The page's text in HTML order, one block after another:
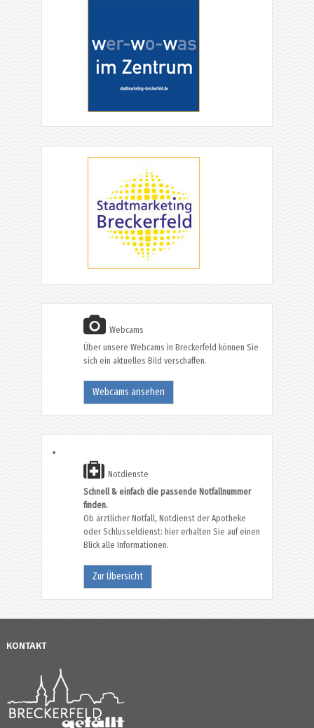
Webcams
Über unsere Webcams in Breckerfeld können Sie
sich ein aktuelles Bild verschaffen.
Webcams ansehen
Notdienste
Schnell & einfach die passende Notfallnummer
finden.
Ob ärztlicher Notfall, Notdienst der Apotheke
oder Schlüsseldienst: hier erhalten Sie auf einen
Blick alle Informationen.
Zur Übersicht
KONTAKT